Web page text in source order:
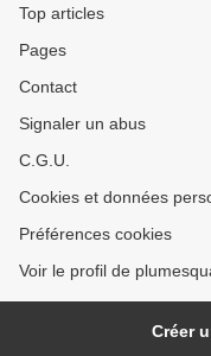
Top articles
Pages
Contact
Signaler un abus
C.G.U.
Cookies et données
Préférences cookies
Voir le profil de
Créer